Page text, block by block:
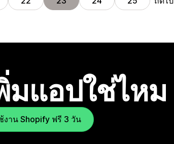
มแอปใช่ไหม
งาน Shopify ฟรี 3 วัน